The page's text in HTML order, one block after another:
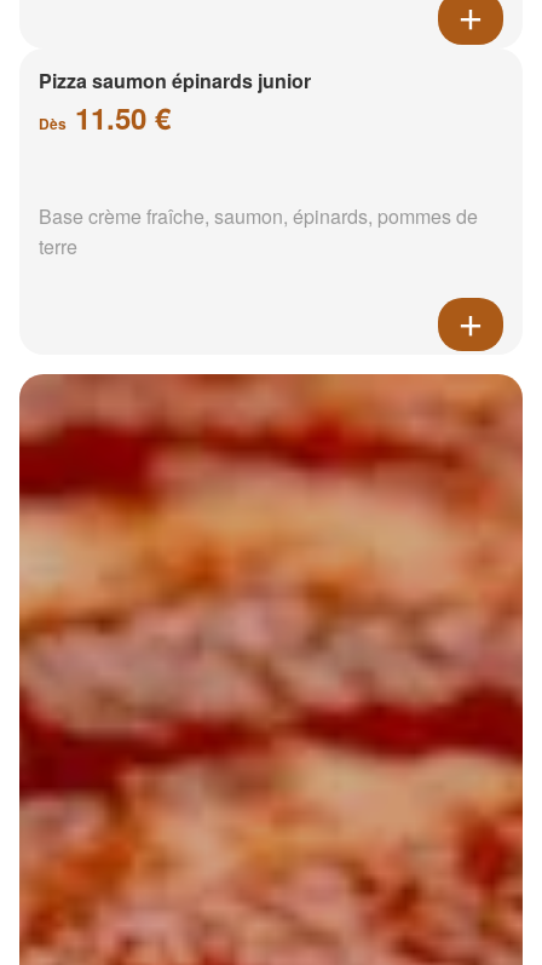
Pizza saumon épinards junior
Dès 11.50 €
Base crème fraîche, saumon, épinards, pommes de
terre